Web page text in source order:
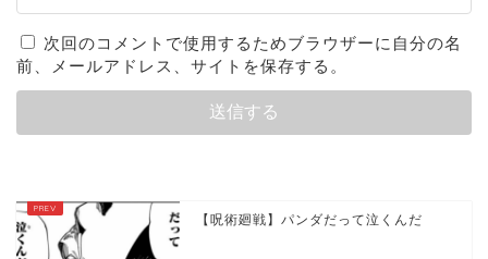
次回のコメントで使用するためブラウザーに自分の名
前、メールアドレス、サイトを保存する。
【呪術廻戦】パンダだって泣くんだ